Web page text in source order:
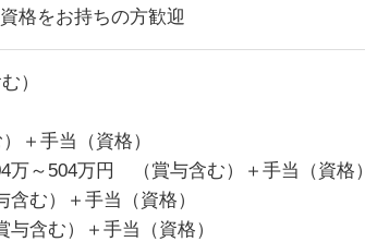
格をお持ちの方歓迎
）
＋手当（資格）
～504万円 （賞与含む）＋手当（資格）
む）＋手当（資格）
含む）＋手当（資格）